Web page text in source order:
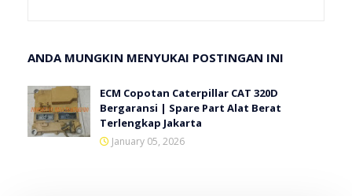
ANDA MUNGKIN MENYUKAI POSTINGAN INI
ECM Copotan Caterpillar CAT 320D
Bergaransi | Spare Part Alat Berat
Terlengkap Jakarta
January 05, 2026